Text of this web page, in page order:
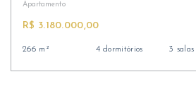
Apartamento
R$ 3.180.000,00
266 m² 4 dormitórios 3 salas